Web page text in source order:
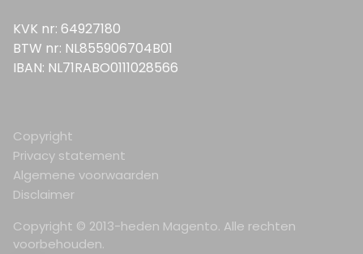
KVK nr: 64927180
BTW nr: NL855906704B01
IBAN: NL71RABO0111028566
Copyright © 2013-heden Magento. Alle rechten
voorbehouden.
Copyright
Privacy statement
Algemene voorwaarden
Disclaimer